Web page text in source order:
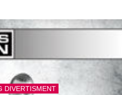
DIVERTISMENT